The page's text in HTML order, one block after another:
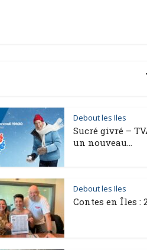
Debout les Iles
Sucré givré –
un nouveau...
Debout les Iles
Contes en Îles :